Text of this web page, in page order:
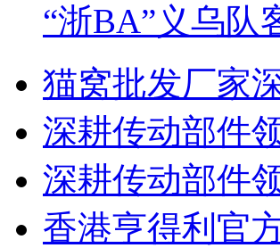
“浙BA”义乌队
猫窝批发厂家
深耕传动部件
深耕传动部件
香港亨得利官